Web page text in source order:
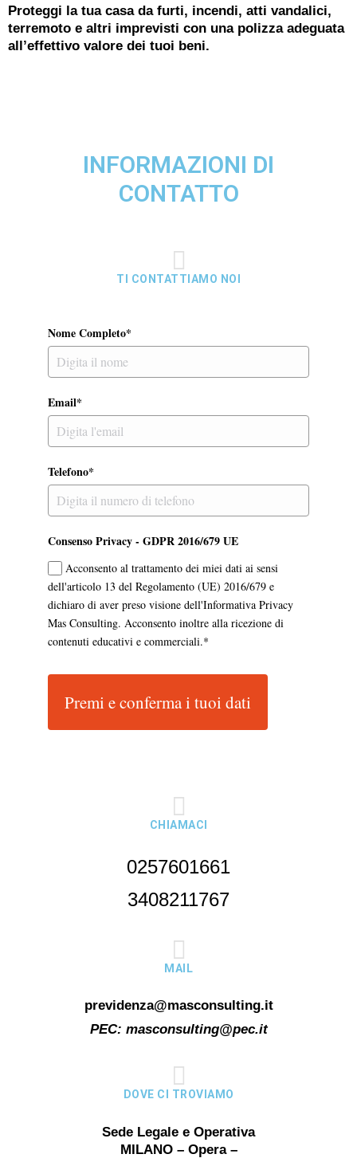
Ricevi oggi una consulenza gratuita e senza
impegno da un Esperto in Polizze Abitazione
Proteggi la tua casa da furti, incendi, atti vandalici,
terremoto e altri imprevisti con una polizza adeguata
all’effettivo valore dei tuoi beni.
INFORMAZIONI DI
CONTATTO
TI CONTATTIAMO NOI
Nome Completo*
Email*
Telefono*
Consenso Privacy - GDPR 2016/679 UE
Acconsento al trattamento dei miei dati ai sensi
dell'articolo 13 del Regolamento (UE) 2016/679 e
dichiaro di aver preso visione dell'Informativa Privacy
Mas Consulting. Acconsento inoltre alla ricezione di
contenuti educativi e commerciali.*
Premi e conferma i tuoi dati
CHIAMACI
0257601661
3408211767
MAIL
previdenza@masconsulting.it
PEC: masconsulting@pec.it
DOVE CI TROVIAMO
Sede Legale e Operativa
MILANO – Opera –